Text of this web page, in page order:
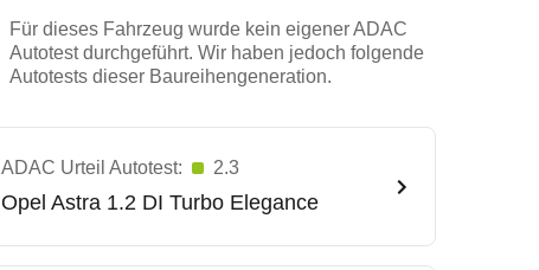
Für dieses Fahrzeug wurde kein eigener ADAC
Autotest durchgeführt. Wir haben jedoch folgende
Autotests dieser Baureihengeneration.
ADAC Urteil Autotest: 2.3
Opel Astra 1.2 DI Turbo Elegance